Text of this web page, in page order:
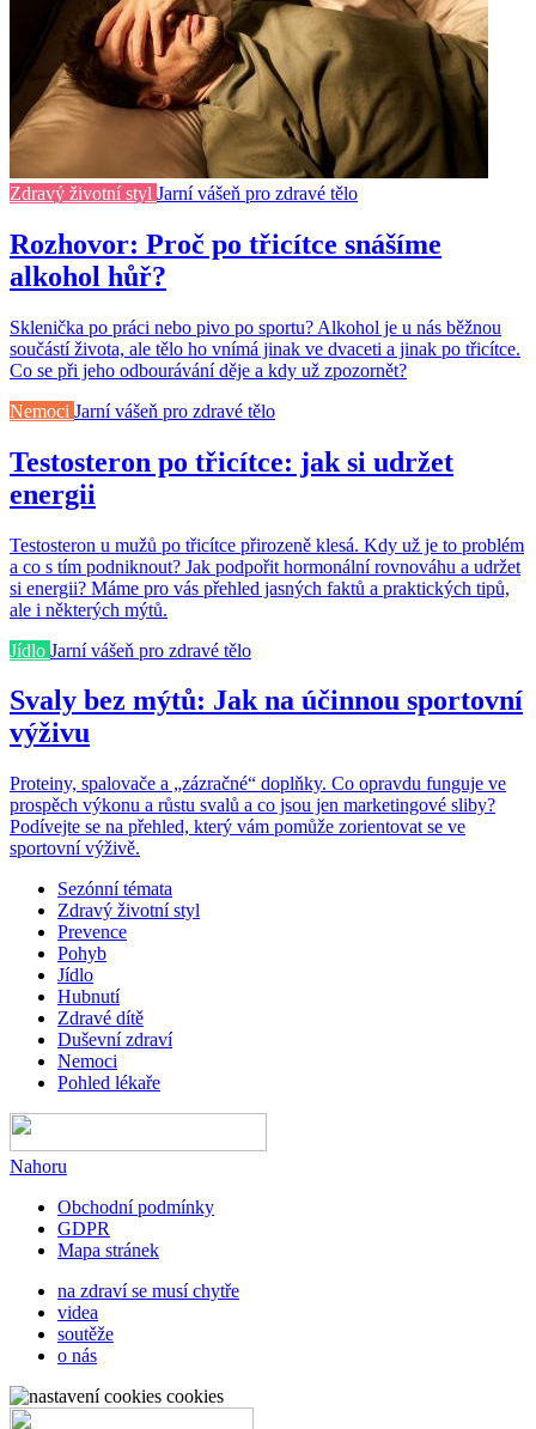
Zdravý životní styl Jarní vášeň pro zdravé tělo
Rozhovor: Proč po třicítce snášíme
alkohol hůř?
Sklenička po práci nebo pivo po sportu? Alkohol je u nás běžnou
součástí života, ale tělo ho vnímá jinak ve dvaceti a jinak po třicítce.
Co se při jeho odbourávání děje a kdy už zpozornět?
Nemoci Jarní vášeň pro zdravé tělo
Testosteron po třicítce: jak si udržet
energii
Testosteron u mužů po třicítce přirozeně klesá. Kdy už je to problém
a co s tím podniknout? Jak podpořit hormonální rovnováhu a udržet
si energii? Máme pro vás přehled jasných faktů a praktických tipů,
ale i některých mýtů.
Jídlo Jarní vášeň pro zdravé tělo
Svaly bez mýtů: Jak na účinnou sportovní
výživu
Proteiny, spalovače a „zázračné“ doplňky. Co opravdu funguje ve
prospěch výkonu a růstu svalů a co jsou jen marketingové sliby?
Podívejte se na přehled, který vám pomůže zorientovat se ve
sportovní výživě.
Sezónní témata
Zdravý životní styl
Prevence
Pohyb
Jídlo
Hubnutí
Zdravé dítě
Duševní zdraví
Nemoci
Pohled lékaře
Nahoru
Obchodní podmínky
GDPR
Mapa stránek
na zdraví se musí chytře
videa
soutěže
o nás
cookies